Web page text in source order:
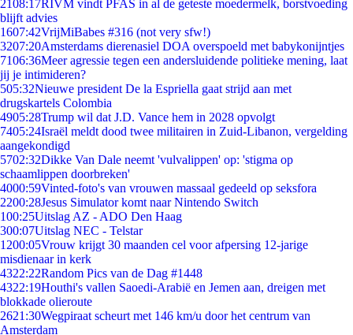
2108:17RIVM vindt PFAS in al de geteste moedermelk, borstvoeding
blijft advies
1607:42VrijMiBabes #316 (not very sfw!)
3207:20Amsterdams dierenasiel DOA overspoeld met babykonijntjes
7106:36Meer agressie tegen een andersluidende politieke mening, laat
jij je intimideren?
505:32Nieuwe president De la Espriella gaat strijd aan met
drugskartels Colombia
4905:28Trump wil dat J.D. Vance hem in 2028 opvolgt
7405:24Israël meldt dood twee militairen in Zuid-Libanon, vergelding
aangekondigd
5702:32Dikke Van Dale neemt 'vulvalippen' op: 'stigma op
schaamlippen doorbreken'
4000:59Vinted-foto's van vrouwen massaal gedeeld op seksfora
2200:28Jesus Simulator komt naar Nintendo Switch
100:25Uitslag AZ - ADO Den Haag
300:07Uitslag NEC - Telstar
1200:05Vrouw krijgt 30 maanden cel voor afpersing 12-jarige
misdienaar in kerk
4322:22Random Pics van de Dag #1448
4322:19Houthi's vallen Saoedi-Arabië en Jemen aan, dreigen met
blokkade olieroute
2621:30Wegpiraat scheurt met 146 km/u door het centrum van
Amsterdam